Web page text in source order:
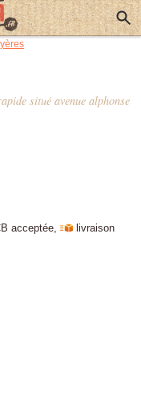
situé avenue alphonse
acceptée, livraison